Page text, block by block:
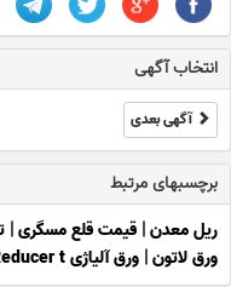
انتخاب آگهی
آگهی بعدی
برچسبهای مرتبط
ریل معدن| قیمت قلع مسگری|
ورق لاتون| ورق آلیاژی A283t